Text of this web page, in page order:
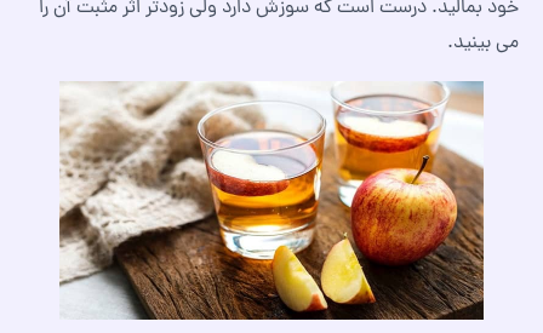
خود بمالید. درست است که سوزش دارد ولی زودتر اثر مثبت آن را
می بینید.